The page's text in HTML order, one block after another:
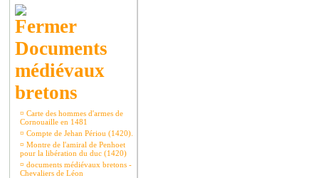
Documents
médiévaux
bretons
¤ Carte des hommes d'armes de
Cornouaille en 1481
¤ Compte de Jehan Périou (1420).
¤ Montre de l'amiral de Penhoet
pour la libération du duc (1420)
¤ documents médiévaux bretons -
Chevaliers de Léon